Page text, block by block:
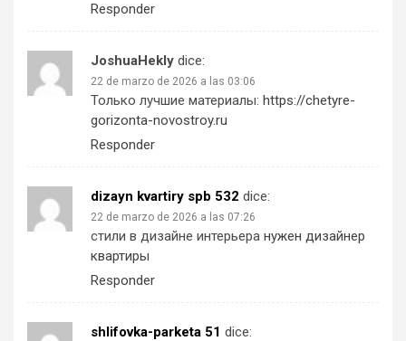
Responder
JoshuaHekly dice:
22 de marzo de 2026 a las 03:06
Только лучшие материалы: https://chetyre-
gorizonta-novostroy.ru
Responder
dizayn kvartiry spb 532 dice:
22 de marzo de 2026 a las 07:26
стили в дизайне интерьера нужен дизайнер
квартиры
Responder
shlifovka-parketa 51 dice: